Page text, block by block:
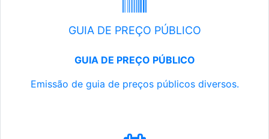
GUIA DE PREÇO PÚBLICO
GUIA DE PREÇO PÚBLICO
Emissão de guia de preços públicos diversos.